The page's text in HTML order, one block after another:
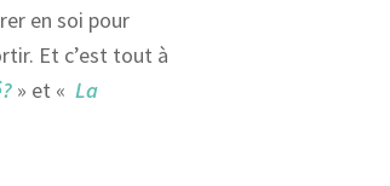
en soi pour
Et c’est tout à
» et « La